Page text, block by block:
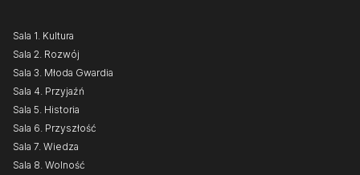
Sala 1. Kultura
Sala 2. Rozwój
Sala 3. Młoda Gwardia
Sala 4. Przyjaźń
Sala 5. Historia
Sala 6. Przyszłość
Sala 7. Wiedza
Sala 8. Wolność